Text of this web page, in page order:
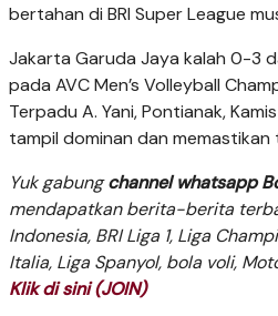
bertahan di BRI Super League
Jakarta Garuda Jaya kalah 0-3
pada AVC Men’s Volleyball
Terpadu A. Yani, Pontianak,
tampil dominan dan memastikan
Yuk gabungchannel whatsapp
mendapatkan berita-berita
Indonesia, BRI Liga 1, Liga
Italia, Liga Spanyol, bola voli,
Klik di sini (JOIN)